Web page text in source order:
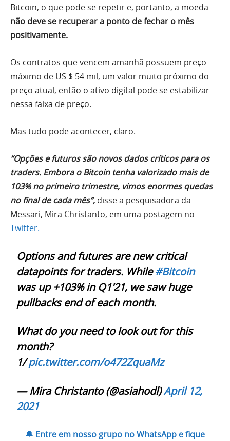
Bitcoin, o que pode se repetir e, portanto, a moeda
não deve se recuperar a ponto de fechar o mês
positivamente.
Os contratos que vencem amanhã possuem preço
máximo de US $ 54 mil, um valor muito próximo do
preço atual, então o ativo digital pode se estabilizar
nessa faixa de preço.
Mas tudo pode acontecer, claro.
“Opções e futuros são novos dados críticos para os
traders. Embora o Bitcoin tenha valorizado mais de
103% no primeiro trimestre, vimos enormes quedas
no final de cada mês”, disse a pesquisadora da
Messari, Mira Christanto, em uma postagem no
Twitter.
Options and futures are new critical
datapoints for traders. While#Bitcoin
was up +103% in Q1'21, we saw huge
pullbacks end of each month.
What do you need to look out for this
month?
1/pic.twitter.com/o472ZquaMz
— Mira Christanto (@asiahodl)April 12,
2021
🔔 Entre em nosso grupo no WhatsApp e fique